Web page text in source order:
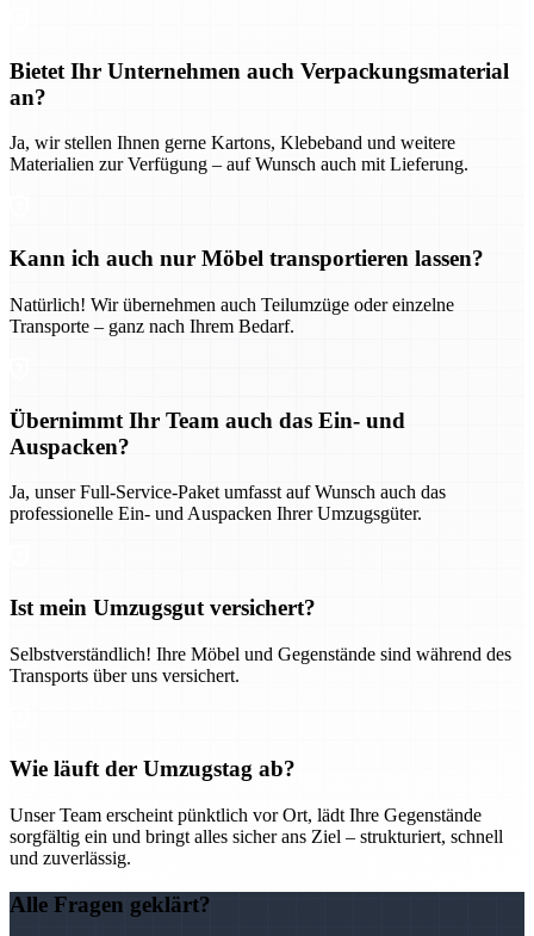
Bietet Ihr Unternehmen auch Verpackungsmaterial
an?
Ja, wir stellen Ihnen gerne Kartons, Klebeband und weitere
Materialien zur Verfügung – auf Wunsch auch mit Lieferung.
Kann ich auch nur Möbel transportieren lassen?
Natürlich! Wir übernehmen auch Teilumzüge oder einzelne
Transporte – ganz nach Ihrem Bedarf.
Übernimmt Ihr Team auch das Ein- und
Auspacken?
Ja, unser Full-Service-Paket umfasst auf Wunsch auch das
professionelle Ein- und Auspacken Ihrer Umzugsgüter.
Ist mein Umzugsgut versichert?
Selbstverständlich! Ihre Möbel und Gegenstände sind während des
Transports über uns versichert.
Wie läuft der Umzugstag ab?
Unser Team erscheint pünktlich vor Ort, lädt Ihre Gegenstände
sorgfältig ein und bringt alles sicher ans Ziel – strukturiert, schnell
und zuverlässig.
Alle Fragen geklärt?